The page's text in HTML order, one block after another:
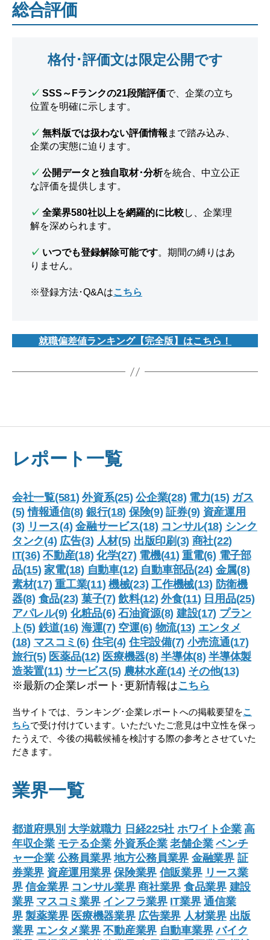
総合評価
格付･評価文は限定公開です
✓ SSS～Fランクの21段階評価で、企業の立ち
位置を明確に示します。
✓ 無料版では扱わない評価情報 まで踏み込み、
企業の実態に迫ります。
✓ 公開データと独自取材･分析を統合、中立公正
な評価を提供します。
✓ 全業界580社以上を網羅的に比較し、企業理
解を深められます。
✓ いつでも登録解除可能です。期間の縛りはあ
りません。
※登録方法･Q&Aはこちら
就職偏差値ランキング【完全版】はこちら！
レポート一覧
会社一覧(581) 外資系(25) 公企業(28) 電力(15) ガス
(5) 情報通信(8) 銀行(18) 保険(9) 証券(9) 資産運用
(3) リース(4) 金融サービス(18) コンサル(18) シンク
タンク(4) 広告(3) 人材(5) 出版印刷(3) 商社(22)
IT(36) 不動産(18) 化学(27) 電機(41) 重電(6) 電子部
品(15) 家電(18) 自動車(12) 自動車部品(24) 金属(8)
素材(17) 重工業(11) 機械(23) 工作機械(13) 防衛機
器(8) 食品(23) 菓子(7) 飲料(12) 外食(11) 日用品(25)
アパレル(9) 化粧品(6) 石油資源(8) 建設(17) プラン
ト(5) 鉄道(16) 海運(7) 空運(6) 物流(13) エンタメ
(18) マスコミ(6) 住宅(4) 住宅設備(7) 小売流通(17)
旅行(5) 医薬品(12) 医療機器(8) 半導体(8) 半導体製
造装置(11) サービス(5) 農林水産(14) その他(13)
※最新の企業レポート･更新情報はこちら
当サイトでは、ランキング･企業レポートへの掲載要望をこ
ちらで受け付けています。いただいたご意見は中立性を保っ
たうえで、今後の掲載候補を検討する際の参考とさせていた
だきます。
業界一覧
都道府県別 大学就職力 日経225社 ホワイト企業 高
年収企業 モテる企業 外資系企業 老舗企業 ベンチ
ャー企業 公務員業界 地方公務員業界 金融業界 証
券業界 資産運用業界 保険業界 信販業界 リース業
界 信金業界 コンサル業界 商社業界 食品業界 建設
業界 マスコミ業界 インフラ業界 IT業界 通信業
界 製薬業界 医療機器業界 広告業界 人材業界 出版
業界 エンタメ業界 不動産業界 自動車業界 バイク